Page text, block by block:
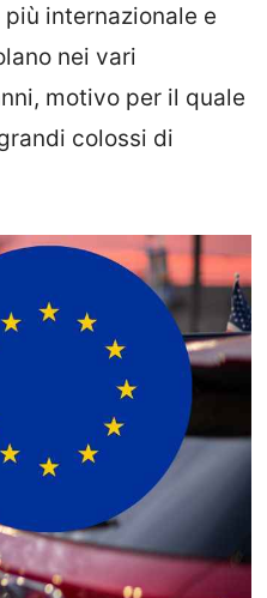
internazionale e
nei vari
motivo per il quale
colossi di